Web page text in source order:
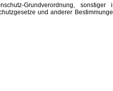
Grundverordnung,
und anderer